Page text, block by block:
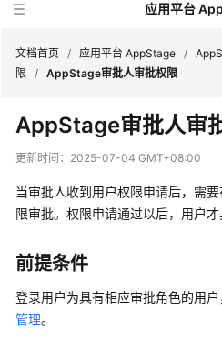
应用平台
新
动
产
介
绍
计
文档首页 / 应用平台 AppStage /
限
/ AppStage审批人审批权限
AppStage审批人审
更新时间： 2025-07-04 GMT+08:00
当审批人收到用户权限申请后，需
限审批。权限申请通过以后，用户才
前提条件
登录用户为具有相应审批角色的用
管理。